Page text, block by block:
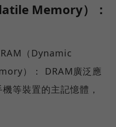
Memory）：
（Dynamic
）： DRAM廣泛應
等裝置的主記憶體，